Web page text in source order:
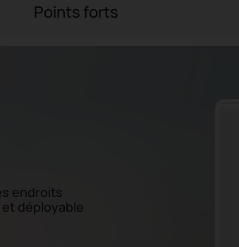
Points forts
endroits
déployable